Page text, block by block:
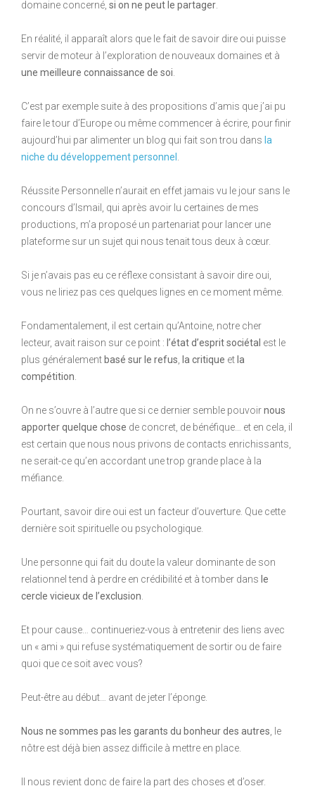
domaine concerné, si on ne peut le partager
En réalité, il apparaît alors que le fait de savoir dire oui puisse
servir de moteur à l’exploration de nouveaux domaines et à
une meilleure connaissance de soi
C’est par exemple suite à des propositions d’amis que j’ai pu
faire le tour d’Europe ou même commencer à écrire, pour finir
aujourd’hui par alimenter un blog qui fait son trou dans la
niche du développement personnel
Réussite Personnelle n’aurait en effet jamais vu le jour sans le
concours d’Ismail, qui après avoir lu certaines de mes
productions, m’a proposé un partenariat pour lancer une
plateforme sur un sujet qui nous tenait tous deux à cœur.
Si je n’avais pas eu ce réflexe consistant à savoir dire oui,
vous ne liriez pas ces quelques lignes en ce moment même.
Fondamentalement, il est certain qu’Antoine, notre cher
lecteur, avait raison sur ce point : l’état d’esprit sociétal est le
plus généralement basé sur le refus la critique et la
compétition
On ne s’ouvre à l’autre que si ce dernier semble pouvoirnous
apporter quelque chose de concret, de bénéfique… et en cela, il
est certain que nous nous privons de contacts enrichissants,
ne serait-ce qu’en accordant une trop grande place à la
méfiance.
Pourtant, savoir dire oui est un facteur d’ouverture. Que cette
dernière soit spirituelle ou psychologique.
Une personne qui fait du doute la valeur dominante de son
relationnel tend à perdre en crédibilité et à tomber dans le
cercle vicieux de l’exclusion
Et pour cause… continueriez-vous à entretenir des liens avec
un « ami » qui refuse systématiquement de sortir ou de faire
quoi que ce soit avec vous?
Peut-être au début… avant de jeter l’éponge.
Nous ne sommes pas les garants du bonheur des autres , le
nôtre est déjà bien assez difficile à mettre en place.
Il nous revient donc de faire la part des choses et d’oser.